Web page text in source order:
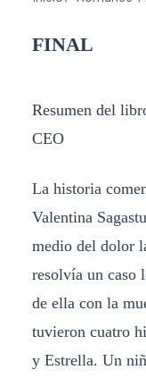
FINAL
Resumen del
CEO
La historia
Valentina
medio del dolor
resolvía un caso
de ella con la
tuvieron cuatro
y Estrella. Un